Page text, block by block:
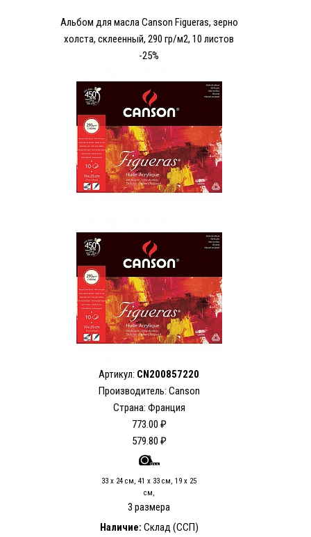
Альбом для масла Canson Figueras, зерно
холста, склеенный, 290 гр/м2, 10 листов
-25%
Артикул: CN200857220
Производитель: Canson
Страна: Франция
773.00 ₽
579.80 ₽
33 x 24 см, 41 x 33 см, 19 x 25
см,
3 размера
Наличие: Склад (ССП)